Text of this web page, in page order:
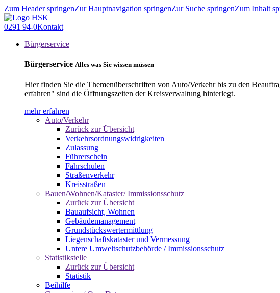
Zum Header springenZur Hauptnavigation springenZur Suche springenZum Inhalt
0291 94-0Kontakt
Bürgerservice
Bürgerservice Alles was Sie wissen müssen
Hier finden Sie die Themenüberschriften von Auto/Verkehr bis zu den
erfahren" sind die Öffnungszeiten der Kreisverwaltung hinterlegt.
mehr erfahren
Auto/Verkehr
Zurück zur Übersicht
Verkehrsordnungswidrigkeiten
Zulassung
Führerschein
Fahrschulen
Straßenverkehr
Kreisstraßen
Bauen/Wohnen/Kataster/ Immissionsschutz
Zurück zur Übersicht
Bauaufsicht, Wohnen
Gebäudemanagement
Grundstückswertermittlung
Liegenschaftskataster und Vermessung
Untere Umweltschutzbehörde / Immissionsschutz
Statistikstelle
Zurück zur Übersicht
Statistik
Beihilfe